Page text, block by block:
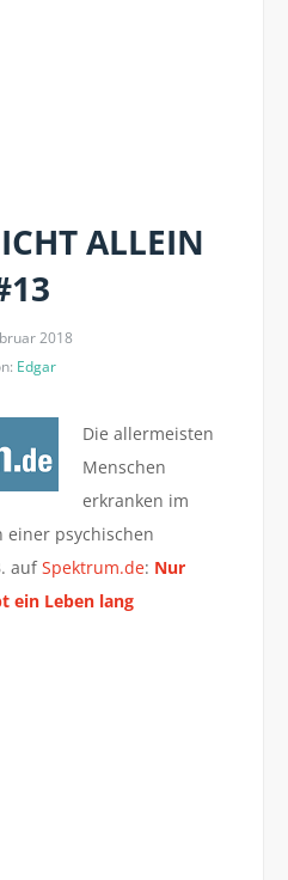
ALLEIN
2018
Edgar
Die allermeisten
Menschen
erkranken im
einer psychischen
aufSpektrum.de: Nur
ein Leben lang